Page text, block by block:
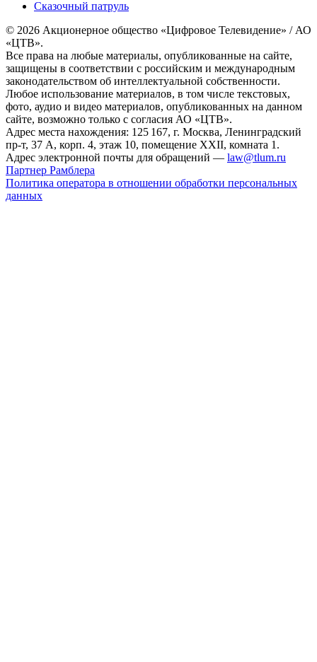
Сказочный патруль
© 2026 Акционерное общество «Цифровое Телевидение» / АО
«ЦТВ».
Все права на любые материалы, опубликованные на сайте,
защищены в соответствии с российским и международным
законодательством об интеллектуальной собственности.
Любое использование материалов, в том числе текстовых,
фото, аудио и видео материалов, опубликованных на данном
сайте, возможно только с согласия АО «ЦТВ».
Адрес места нахождения: 125 167, г. Москва, Ленинградский
пр-т, 37 А, корп. 4, этаж 10, помещение XXII, комната 1.
Адрес электронной почты для обращений — law@tlum.ru
Партнер Рамблера
Политика оператора в отношении обработки персональных
данных